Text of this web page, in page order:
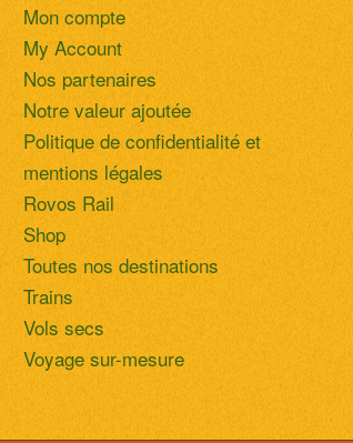
Mon compte
My Account
Nos partenaires
Notre valeur ajoutée
Politique de confidentialité et
mentions légales
Rovos Rail
Shop
Toutes nos destinations
Trains
Vols secs
Voyage sur-mesure